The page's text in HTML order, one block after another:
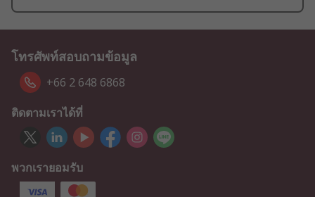
โทรศัพท์สอบถามข้อมูล
+66 2 648 6868
ติดตามเราได้ที่
พวกเรายอมรับ